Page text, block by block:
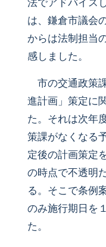
法でアドバイス
は、鎌倉市議会
からは法制担当
感しました。
市の交通政策
進計画」策定に
た。それは次年
策課がなくなる
定後の計画策定
の時点で不透明
る。そこで条例
のみ施行期日を
た。